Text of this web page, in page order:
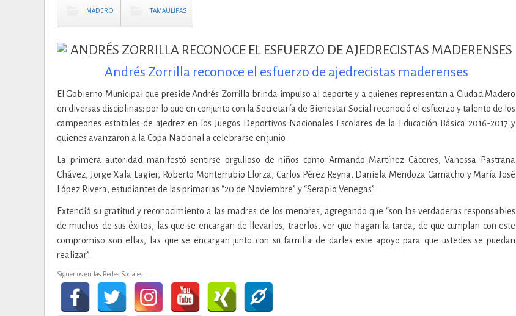
MADERO TAMAULIPAS
Andrés Zorrilla reconoce el esfuerzo de ajedrecistas maderenses
El Gobierno Municipal que preside Andrés Zorrilla brinda impulso al deporte y a quienes representan a Ciudad Madero
en diversas disciplinas; por lo que en conjunto con la Secretaría de Bienestar Social reconoció el esfuerzo y talento de los
campeones estatales de ajedrez en los Juegos Deportivos Nacionales Escolares de la Educación Básica 2016-2017 y
quienes avanzaron a la Copa Nacional a celebrarse en junio.
La primera autoridad manifestó sentirse orgulloso de niños como Armando Martínez Cáceres, Vanessa Pastrana
Chávez, Jorge Xala Lagier, Roberto Monterrubio Elorza, Carlos Pérez Reyna, Daniela Mendoza Camacho y María José
López Rivera, estudiantes de las primarias “20 de Noviembre” y “Serapio Venegas”.
Extendió su gratitud y reconocimiento a las madres de los menores, agregando que “son las verdaderas responsables
de muchos de sus éxitos, las que se encargan de llevarlos, traerlos, ver que hagan la tarea, de que cumplan con este
compromiso son ellas, las que se encargan junto con su familia de darles este apoyo para que ustedes se puedan
realizar”.
Siguenos en las Redes Sociales...